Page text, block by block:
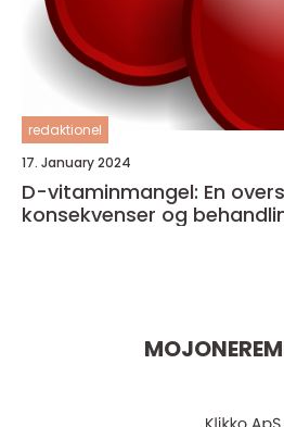
redaktionel
17. January 2024
D-vitaminmangel: En
konsekvenser og